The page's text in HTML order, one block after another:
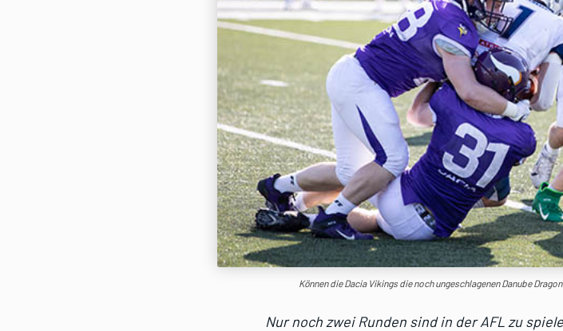
Können die Dacia Vikings die noch ungeschlagenen Danube
Nur noch zwei Runden sind in der AFL zu